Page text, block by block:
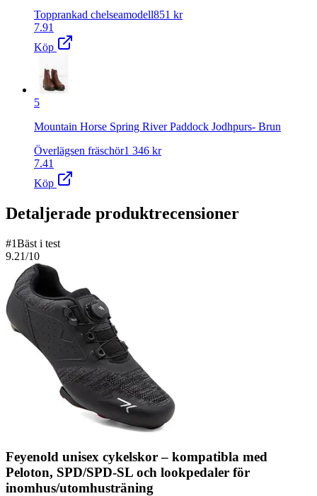
Topprankad chelseamodell851 kr
7.91
Köp
5
Mountain Horse Spring River Paddock Jodhpurs- Brun
Överlägsen fräschör1 346 kr
7.41
Köp
Detaljerade produktrecensioner
#1Bäst i test
9.21/10
Feyenold unisex cykelskor – kompatibla med
Peloton, SPD/SPD-SL och lookpedaler för
inomhus/utomhusträning